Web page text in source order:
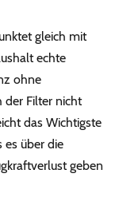
gleich mit
echte
ohne
der Filter nicht
das Wichtigste
es über die
geben